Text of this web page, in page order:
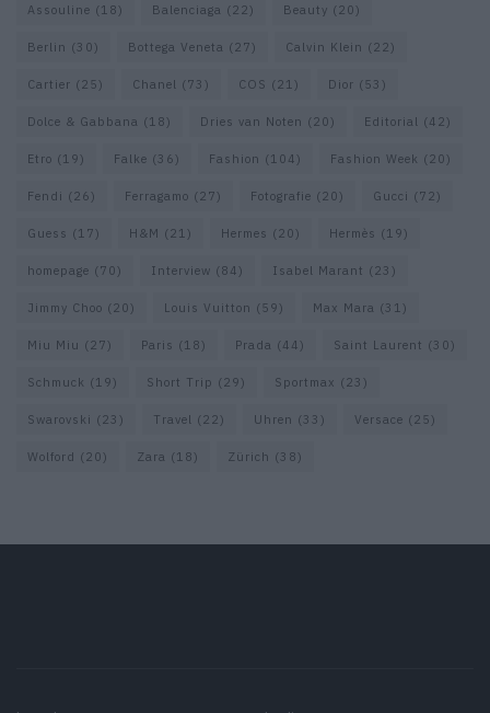
Assouline (18) Balenciaga (22) Beauty (20)
Berlin (30) Bottega Veneta (27) Calvin Klein (22)
Cartier (25) Chanel (73) COS (21) Dior (53)
Dolce & Gabbana (18) Dries van Noten (20) Editorial (42)
Etro (19) Falke (36) Fashion (104) Fashion Week (20)
Fendi (26) Ferragamo (27) Fotografie (20) Gucci (72)
Guess (17) H&M (21) Hermes (20) Hermès (19)
homepage (70) Interview (84) Isabel Marant (23)
Jimmy Choo (20) Louis Vuitton (59) Max Mara (31)
Miu Miu (27) Paris (18) Prada (44) Saint Laurent (30)
Schmuck (19) Short Trip (29) Sportmax (23)
Swarovski (23) Travel (22) Uhren (33) Versace (25)
Wolford (20) Zara (18) Zürich (38)